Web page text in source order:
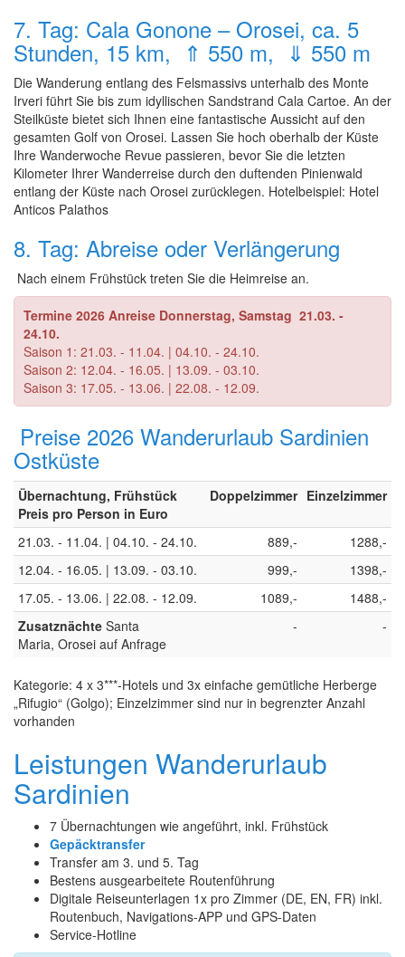
7. Tag: Cala Gonone – Orosei, ca. 5
Stunden, 15 km, ⇑ 550 m, ⇓ 550 m
Die Wanderung entlang des Felsmassivs unterhalb des Monte
Irveri führt Sie bis zum idyllischen Sandstrand Cala Cartoe. An der
Steilküste bietet sich Ihnen eine fantastische Aussicht auf den
gesamten Golf von Orosei. Lassen Sie hoch oberhalb der Küste
Ihre Wanderwoche Revue passieren, bevor Sie die letzten
Kilometer Ihrer Wanderreise durch den duftenden Pinienwald
entlang der Küste nach Orosei zurücklegen. Hotelbeispiel: Hotel
Anticos Palathos
8. Tag: Abreise oder Verlängerung
Nach einem Frühstück treten Sie die Heimreise an.
Termine 2026 Anreise Donnerstag, Samstag 21.03. -
24.10.
Saison 1: 21.03. - 11.04. | 04.10. - 24.10.
Saison 2: 12.04. - 16.05. | 13.09. - 03.10.
Saison 3: 17.05. - 13.06. | 22.08. - 12.09.
Preise 2026 Wanderurlaub Sardinien
Ostküste
Übernachtung, Frühstück
Preis pro Person in Euro
Doppelzimmer Einzelzimmer
21.03. - 11.04. | 04.10. - 24.10. 889,-
1288,-
12.04. - 16.05. | 13.09. - 03.10.
999,-
1398,-
17.05. - 13.06. | 22.08. - 12.09.
1089,-
1488,-
Zusatznächte Santa
Maria, Orosei auf Anfrage
- -
Kategorie: 4 x 3***-Hotels und 3x einfache gemütliche Herberge
„Rifugio“ (Golgo); Einzelzimmer sind nur in begrenzter Anzahl
vorhanden
Leistungen Wanderurlaub
Sardinien
7 Übernachtungen wie angeführt, inkl. Frühstück
Gepäcktransfer
Transfer am 3. und 5. Tag
Bestens ausgearbeitete Routenführung
Digitale Reiseunterlagen 1x pro Zimmer (DE, EN, FR) inkl.
Routenbuch, Navigations-APP und GPS-Daten
Service-Hotline